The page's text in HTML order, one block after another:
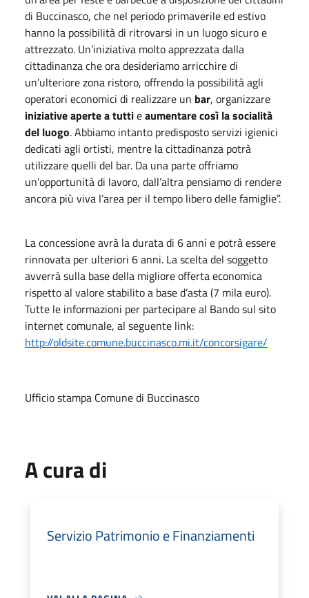
di Buccinasco, che nel periodo primaverile ed estivo
hanno la possibilità di ritrovarsi in un luogo sicuro e
attrezzato. Un’iniziativa molto apprezzata dalla
cittadinanza che ora desideriamo arricchire di
un’ulteriore zona ristoro, offrendo la possibilità agli
operatori economici di realizzare un bar, organizzare
iniziative aperte a tuttieaumentare così la socialità
del luogo. Abbiamo intanto predisposto servizi igienici
dedicati agli ortisti, mentre la cittadinanza potrà
utilizzare quelli del bar. Da una parte offriamo
un’opportunità di lavoro, dall’altra pensiamo di rendere
ancora più viva l’area per il tempo libero delle famiglie”.
La concessione avrà la durata di 6 anni e potrà essere
rinnovata per ulteriori 6 anni. La scelta del soggetto
avverrà sulla base della migliore offerta economica
rispetto al valore stabilito a base d’asta (7 mila euro).
Tutte le informazioni per partecipare al Bando sul sito
internet comunale, al seguente link:
http://oldsite.comune.buccinasco.mi.it/concorsigare/
Ufficio stampa Comune di Buccinasco
A cura di
Servizio Patrimonio e Finanziamenti